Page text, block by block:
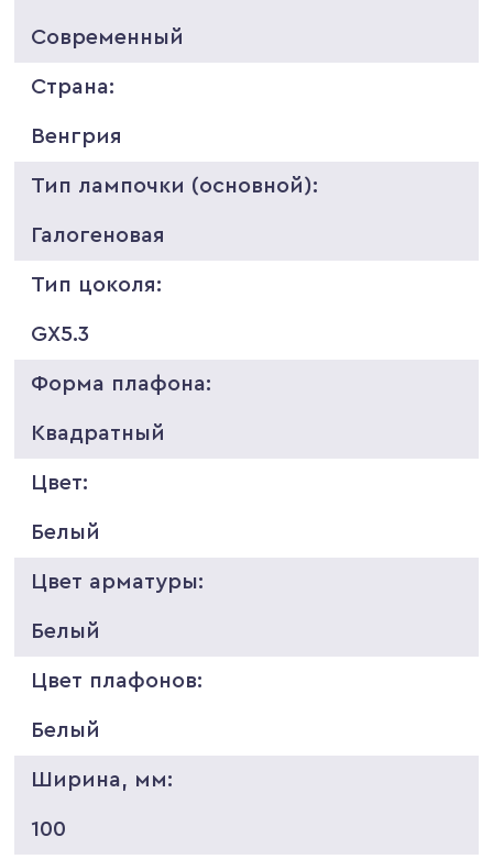
Современный
Страна:
Венгрия
Тип лампочки (основной):
Галогеновая
Тип цоколя:
GX5.3
Форма плафона:
Квадратный
Цвет:
Белый
Цвет арматуры:
Белый
Цвет плафонов:
Белый
Ширина, мм:
100